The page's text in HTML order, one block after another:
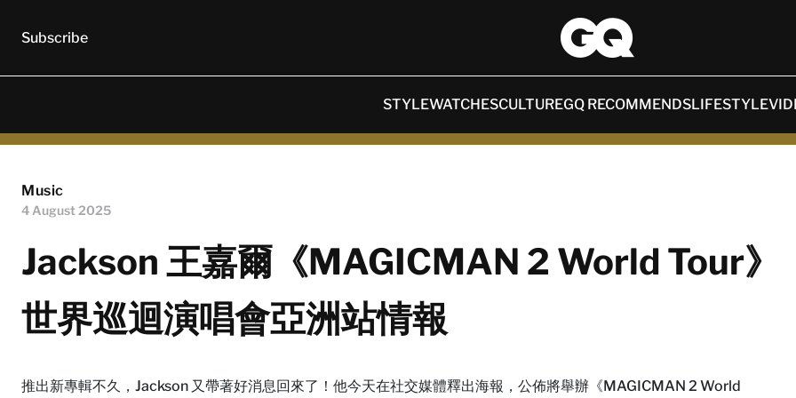
Subscribe
STYLEWATCHESCULTUREGQ RECOMMENDSLIFESTYLE
Music
4 August 2025
Jackson 王嘉爾《MAGICMAN 2 World Tour》
世界巡迴演唱會亞洲站情報
推出新專輯不久，Jackson 又帶著好消息回來了！他今天在社交媒體釋出海報，公佈將舉辦《MAGICMAN 2 World